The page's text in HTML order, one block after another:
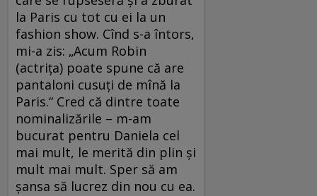
la Paris cu tot cu ei la un
fashion show. Cînd s-a întors,
mi-a zis: „Acum Robin
(actriţa) poate spune că are
pantaloni cusuţi de mînă la
Paris.“ Cred că dintre toate
nominalizările – m-am
bucurat pentru Daniela cel
mai mult, le merită din plin şi
mult mai mult. Sper să am
şansa să lucrez din nou cu ea.